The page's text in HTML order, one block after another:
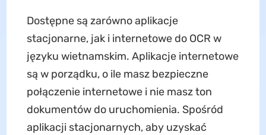
Dostępne są zarówno aplikacje
stacjonarne, jak i internetowe do OCR w
języku wietnamskim. Aplikacje internetowe
są w porządku, o ile masz bezpieczne
połączenie internetowe i nie masz ton
dokumentów do uruchomienia. Spośród
aplikacji stacjonarnych, aby uzyskać